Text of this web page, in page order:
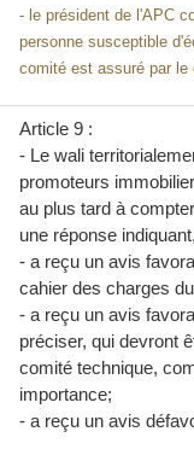
- le président de l'APC
personne susceptible
comité est assuré par le
Article 9 :
- Le wali
promoteurs
au plus tard à
une réponse
- a reçu un avis
cahier des charges
- a reçu un avis
préciser, qui devront
comité technique,
importance;
- a reçu un avis